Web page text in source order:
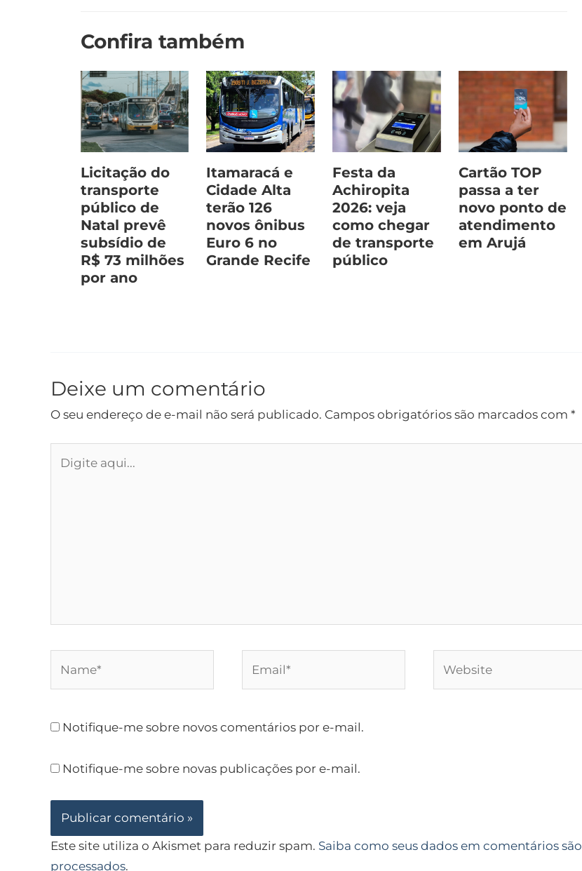
Confira também
Licitação do
transporte
público de
Natal prevê
subsídio de
R$ 73 milhões
por ano
Itamaracá e
Cidade Alta
terão 126
novos ônibus
Euro 6 no
Grande Recife
Festa da
Achiropita
2026: veja
como chegar
de transporte
público
Cartão TOP
passa a ter
novo ponto de
atendimento
em Arujá
Deixe um comentário
O seu endereço de e-mail não será publicado. Campos obrigatórios são marcados com *
aqui...
Notifique-me sobre novos comentários por e-mail.
Notifique-me sobre novas publicações por e-mail.
Este site utiliza o Akismet para reduzir spam. Saiba como seus dados em comentários são
processados.